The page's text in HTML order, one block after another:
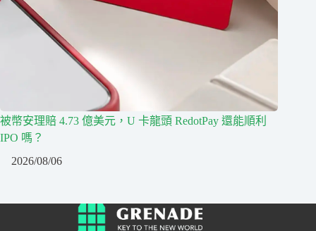
被幣安理賠 4.73 億美元，U 卡龍頭 RedotPay 還能順利
IPO 嗎？
2026/08/06